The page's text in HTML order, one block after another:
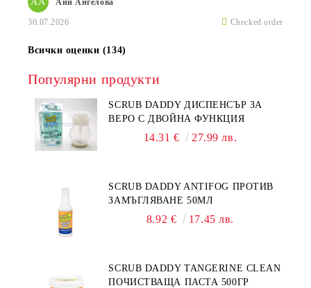
30.07.2026 Checked order
Всички оценки (134)
Популярни продукти
SCRUB DADDY ДИСПЕНСЪР ЗА
ВЕРО С ДВОЙНА ФУНКЦИЯ
14.31 € 27.99 лв.
SCRUB DADDY ANTIFOG ПРОТИВ
ЗАМЪГЛЯВАНЕ 50МЛ
8.92 € 17.45 лв.
SCRUB DADDY TANGERINE CLEAN
ПОЧИСТВАЩА ПАСТА 500ГР